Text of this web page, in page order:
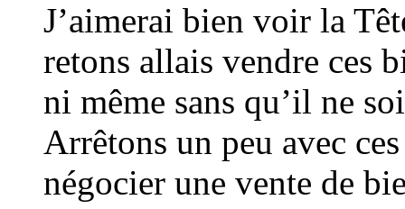
J’aimerai bien voir la
retons allais vendre ces
ni même sans qu’il ne
Arrêtons un peu avec
négocier une vente de